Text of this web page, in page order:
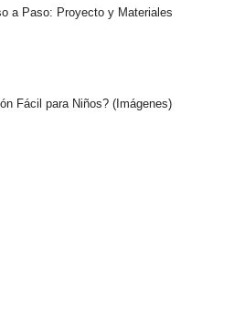
a Paso: Proyecto y Materiales
Fácil para Niños? (Imágenes)